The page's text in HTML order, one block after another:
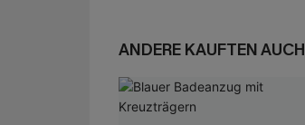
ANDERE KAUFTEN AUCH